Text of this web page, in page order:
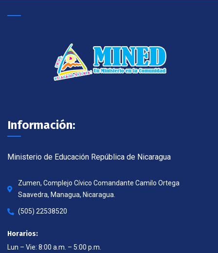
Información:
Ministerio de Educación República de Nicaragua
Zumen, Complejo Cívico Comandante Camilo Ortega
Saavedra, Managua, Nicaragua.
(505) 22538520
Horarios:
Lun – Vie: 8:00 a.m. – 5:00 p.m.